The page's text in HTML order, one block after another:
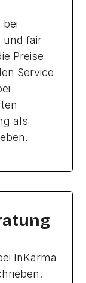
bei
und fair
Preise
Service
als
InKarma